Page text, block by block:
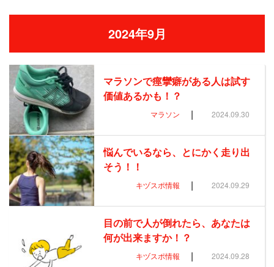
2024年9月
マラソンで痙攣癖がある人は試す
価値あるかも！？
マラソン | 2024.09.30
悩んでいるなら、とにかく走り出
そう！！
キヅスポ情報 | 2024.09.29
目の前で人が倒れたら、あなたは
何が出来ますか！？
キヅスポ情報 | 2024.09.28